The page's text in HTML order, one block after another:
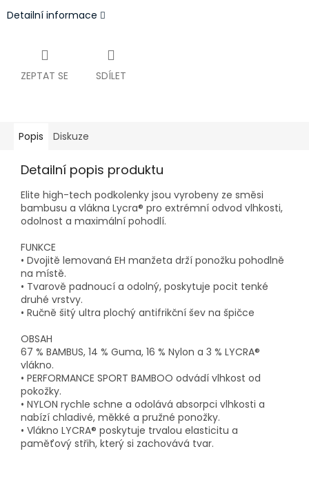
Detailní informace
ZEPTAT SE SDÍLET
Popis Diskuze
Detailní popis produktu
Elite high-tech podkolenky jsou vyrobeny ze směsi
bambusu a vlákna Lycra® pro extrémní odvod vlhkosti,
odolnost a maximální pohodlí.
FUNKCE
• Dvojitě lemovaná EH manžeta drží ponožku pohodlně
na místě.
• Tvarově padnoucí a odolný, poskytuje pocit tenké
druhé vrstvy.
• Ručně šitý ultra plochý antifrikční šev na špičce
OBSAH
67 % BAMBUS, 14 % Guma, 16 % Nylon a 3 % LYCRA®
vlákno.
• PERFORMANCE SPORT BAMBOO odvádí vlhkost od
pokožky.
• NYLON rychle schne a odolává absorpci vlhkosti a
nabízí chladivé, měkké a pružné ponožky.
• Vlákno LYCRA® poskytuje trvalou elasticitu a
paměťový střih, který si zachovává tvar.